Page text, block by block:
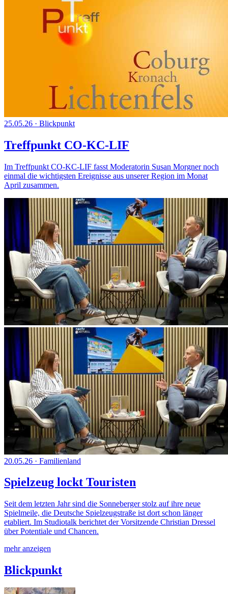
25.05.26 · Blickpunkt
Treffpunkt CO-KC-LIF
Im Treffpunkt CO-KC-LIF fasst Moderatorin Susan Morgner noch
einmal die wichtigsten Ereignisse aus unserer Region im Monat
April zusammen.
20.05.26 · Familienland
Spielzeug lockt Touristen
Seit dem letzten Jahr sind die Sonneberger stolz auf ihre neue
Spielmeile, die Deutsche Spielzeugstraße ist dort schon länger
etabliert. Im Studiotalk berichtet der Vorsitzende Christian Dressel
über Potentiale und Chancen.
mehr anzeigen
Blickpunkt